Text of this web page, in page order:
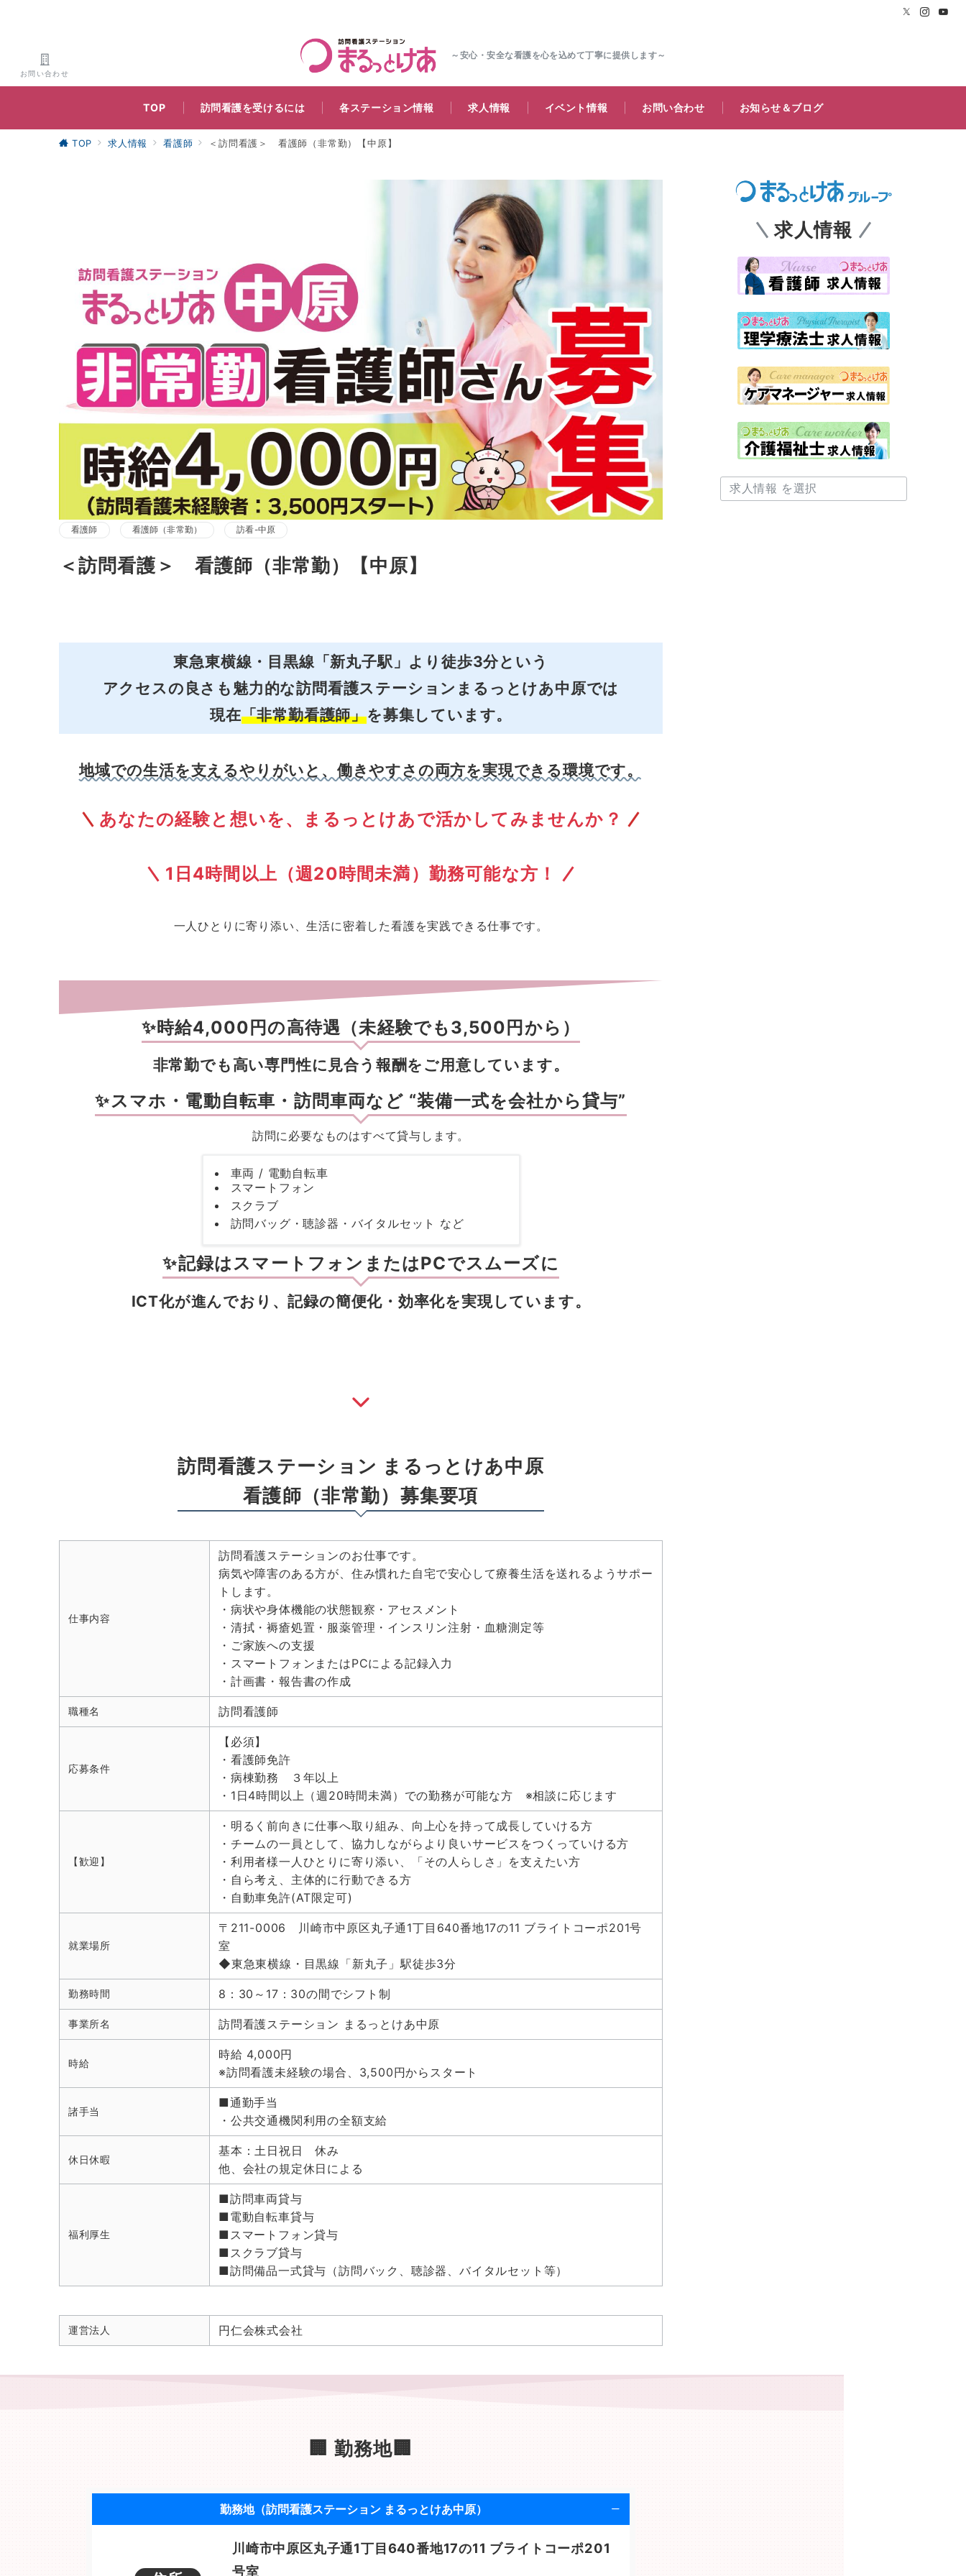
～安心・安全な看護を心を込めて丁寧に提供します～
お問い合わせ
TOP 訪問看護を受けるには 各ステーション情報 求人情報 イベント情報 お問い合わせ お知らせ＆ブログ
TOP 求人情報 看護師 ＜訪問看護＞ 看護師（非常勤）【中原】
看護師 看護師（非常勤） 訪看-中原
＜訪問看護＞ 看護師（非常勤）【中原】
東急東横線・目黒線「新丸子駅」より徒歩3分という
アクセスの良さも魅力的な訪問看護ステーションまるっとけあ中原では
現在「非常勤看護師」を募集しています。
地域での生活を支えるやりがいと、働きやすさの両方を実現できる環境です。
あなたの経験と想いを、まるっとけあで活かしてみませんか？
1日4時間以上（週20時間未満）勤務可能な方 ！
一人ひとりに寄り添い、生活に密着した看護を実践できる仕事です。
✨時給4,000円の高待遇（未経験でも3,500円から）
非常勤でも高い専門性に見合う報酬をご用意しています。
✨スマホ・電動自転車・訪問車両など “装備一式を会社から貸与”
訪問に必要なものはすべて貸与します。
車両 / 電動自転車
スマートフォン
スクラブ
訪問バッグ・聴診器・バイタルセット など
✨記録はスマートフォンまたはPCでスムーズに
ICT化が進んでおり、記録の簡便化・効率化を実現しています。
訪問看護ステーション まるっとけあ中原
看護師（非常勤）募集要項
仕事内容
訪問看護ステーションのお仕事です。
病気や障害のある方が、住み慣れた自宅で安心して療養生活を送れるようサポー
トします。
・病状や身体機能の状態観察・アセスメント
・清拭・褥瘡処置・服薬管理・インスリン注射・血糖測定等
・ご家族への支援
・スマートフォンまたはPCによる記録入力
・計画書・報告書の作成
職種名 訪問看護師
応募条件
【必須】
・看護師免許
・病棟勤務 ３年以上
・1日4時間以上（週20時間未満）での勤務が可能な方 ※相談に応じます
【歓迎】
・明るく前向きに仕事へ取り組み、向上心を持って成長していける方
・チームの一員として、協力しながらより良いサービスをつくっていける方
・利用者様一人ひとりに寄り添い、「その人らしさ」を支えたい方
・自ら考え、主体的に行動できる方
・自動車免許(AT限定可)
就業場所
〒211-0006 川崎市中原区丸子通1丁目640番地17の11 ブライトコーポ201号
室
◆東急東横線・目黒線「新丸子」駅徒歩3分
勤務時間 8：30～17：30の間でシフト制
事業所名 訪問看護ステーション まるっとけあ中原
時給
時給 4,000円
※訪問看護未経験の場合、3,500円からスタート
諸手当
■通勤手当
・公共交通機関利用の全額支給
休日休暇
基本：土日祝日 休み
他、会社の規定休日による
福利厚生
■訪問車両貸与
■電動自転車貸与
■スマートフォン貸与
■スクラブ貸与
■訪問備品一式貸与（訪問バック、聴診器、バイタルセット等）
運営法人 円仁会株式会社
🏢 勤務地🏢
勤務地（訪問看護ステーション まるっとけあ中原）
川崎市中原区丸子通1丁目640番地17の11 ブライトコーポ201
号室
求人情報
CAT［求人情報］